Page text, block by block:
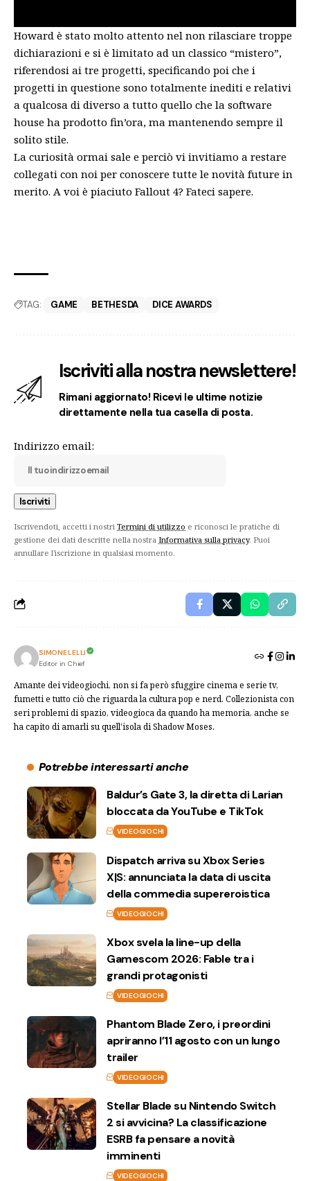
Howard è stato molto attento nel non rilasciare troppe
dichiarazioni e si è limitato ad un classico “mistero”,
riferendosi ai tre progetti, specificando poi che i
progetti in questione sono totalmente inediti e relativi
a qualcosa di diverso a tutto quello che la software
house ha prodotto fin’ora, ma mantenendo sempre il
solito stile.
La curiosità ormai sale e perciò vi invitiamo a restare
collegati con noi per conoscere tutte le novità future in
merito. A voi è piaciuto Fallout 4? Fateci sapere.
TAG: GAME BETHESDA DICE AWARDS
Iscriviti alla nostra newslettere!
Rimani aggiornato! Ricevi le ultime notizie
direttamente nella tua casella di posta.
Indirizzo email:
Iscrivendoti, accetti i nostri Termini di utilizzo e riconosci le pratiche di
gestione dei dati descritte nella nostra Informativa sulla privacy. Puoi
annullare l'iscrizione in qualsiasi momento.
SIMONE LELLI
Editor in Chief
Amante dei videogiochi, non si fa però sfuggire cinema e serie tv,
fumetti e tutto ciò che riguarda la cultura pop e nerd. Collezionista con
seri problemi di spazio, videogioca da quando ha memoria, anche se
ha capito di amarli su quell'isola di Shadow Moses.
Potrebbe interessarti anche
Baldur’s Gate 3, la diretta di Larian
bloccata da YouTube e TikTok
VIDEOGIOCHI
Dispatch arriva su Xbox Series
X|S: annunciata la data di uscita
della commedia supereroistica
VIDEOGIOCHI
Xbox svela la line-up della
Gamescom 2026: Fable tra i
grandi protagonisti
VIDEOGIOCHI
Phantom Blade Zero, i preordini
apriranno l’11 agosto con un lungo
trailer
VIDEOGIOCHI
Stellar Blade su Nintendo Switch
2 si avvicina? La classificazione
ESRB fa pensare a novità
imminenti
VIDEOGIOCHI